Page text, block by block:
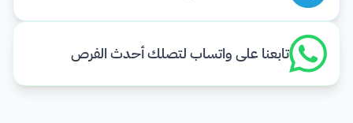
تابعنا على واتساب لتصلك أحدث الفرص